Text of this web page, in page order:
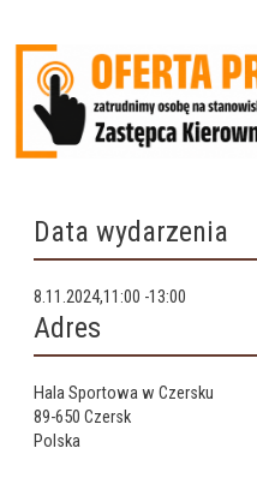
Data wydarzenia
8.11.2024,11:00 -13:00
Adres
Hala Sportowa w Czersku
89-650 Czersk
Polska